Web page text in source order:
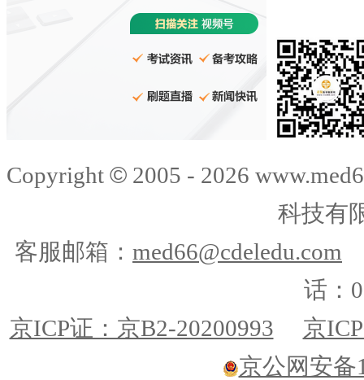
Copyright © 2005 - 2026
科技有
客服邮箱： med66@cdeledu.com
话：
京ICP证：京B2-20200993
京
京公网安备